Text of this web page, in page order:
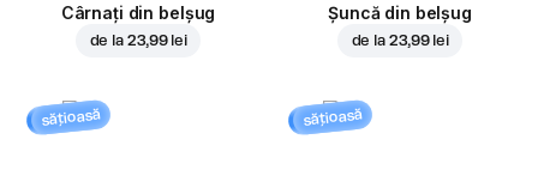
Cârnați din belșug
de la 23,99 lei
Șuncă din belșug
de la 23,99 lei
sățioasă sățioasă